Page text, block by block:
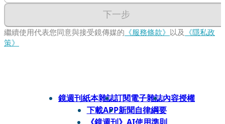
下一步
繼續使用代表您同意與接受鏡傳媒的 《服務條款》 以及 《隱私政
策》
鏡週刊紙本雜誌訂閱電子雜誌內容授權
下載APP新聞自律綱要